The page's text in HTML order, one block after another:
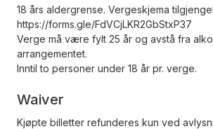
18 års aldergrense. Vergeskjema
https://forms.gle/FdVCjLKR2GbStxP37
Verge må være fylt 25 år og avstå fra
arrangementet.
Inntil to personer under 18 år pr. verge.
Waiver
Kjøpte billetter refunderes kun ved